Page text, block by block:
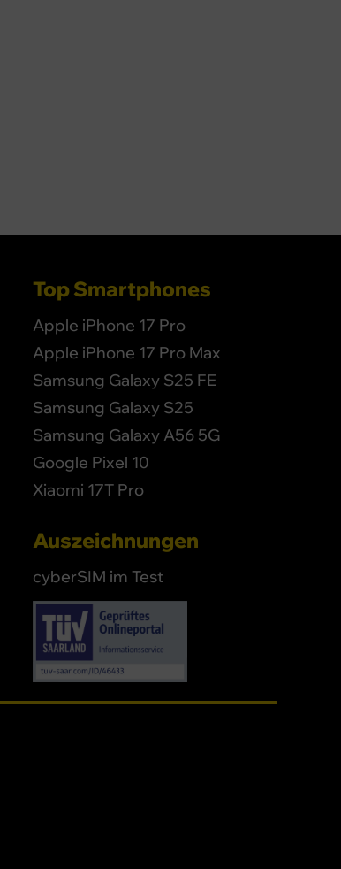
Top Smartphones
Apple iPhone 17 Pro
Apple iPhone 17 Pro Max
Samsung Galaxy S25 FE
Samsung Galaxy S25
Samsung Galaxy A56 5G
Google Pixel 10
Xiaomi 17T Pro
Auszeichnungen
cyberSIM im Test